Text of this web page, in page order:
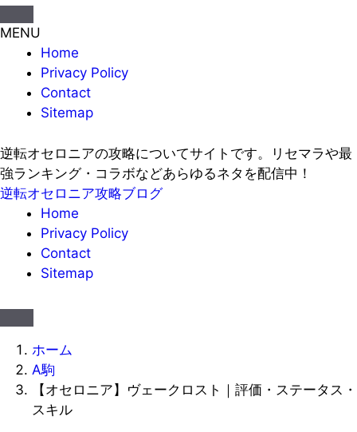
MENU
Home
Privacy Policy
Contact
Sitemap
逆転オセロニアの攻略についてサイトです。リセマラや最
強ランキング・コラボなどあらゆるネタを配信中！
逆転オセロニア攻略ブログ
Home
Privacy Policy
Contact
Sitemap
ホーム
A駒
【オセロニア】ヴェークロスト｜評価・ステータス・
スキル